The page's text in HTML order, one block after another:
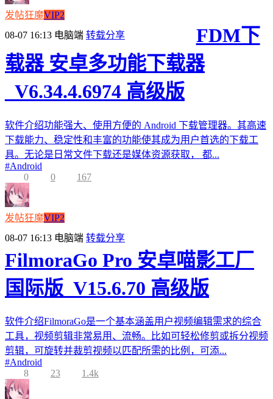
发帖狂魔VIP2
08-07 16:13 电脑端 转载分享
FDM下
载器 安卓多功能下载器
_V6.34.4.6974 高级版
软件介绍功能强大、使用方便的 Android 下载管理器。其高速
下载能力、稳定性和丰富的功能使其成为用户首选的下载工
具。无论是日常文件下载还是媒体资源获取， 都...
#Android
0
0 167
发帖狂魔VIP2
08-07 16:13 电脑端 转载分享
FilmoraGo Pro 安卓喵影工厂
国际版_V15.6.70 高级版
软件介绍FilmoraGo是一个基本涵盖用户视频编辑需求的综合
工具，视频剪辑非常易用、流畅。比如可轻松修剪或拆分视频
剪辑，可旋转并裁剪视频以匹配所需的比例，可添...
#Android
8
23 1.4k